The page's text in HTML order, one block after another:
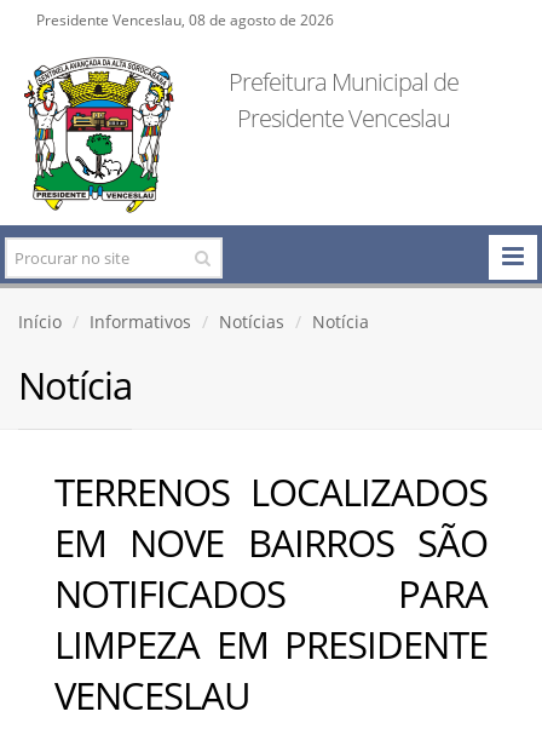
Presidente Venceslau, 08 de agosto de 2026
Prefeitura Municipal de
Presidente Venceslau
Início Informativos Notícias Notícia
Notícia
TERRENOS LOCALIZADOS
EM NOVE BAIRROS SÃO
NOTIFICADOS PARA
LIMPEZA EM PRESIDENTE
VENCESLAU